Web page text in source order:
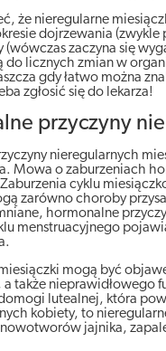
że nieregularne
dojrzewania (zwykle
(wówczas zaczyna się
licznych zmian w
gdy łatwo można
zgłosić się do lekarza!
przyczyny
nieregularnych
Mowa o zaburzeniach
cyklu
zarówno choroby
hormonalne
menstruacyjnego
mogą być
a także
lutealnej, która
kobiety, to
jajnika,